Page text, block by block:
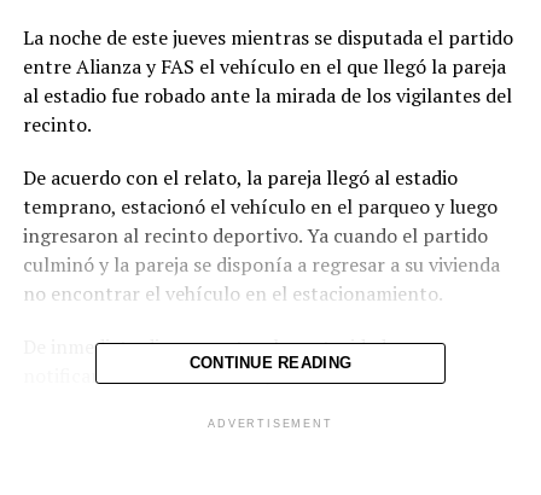
La noche de este jueves mientras se disputada el partido
entre Alianza y FAS el vehículo en el que llegó la pareja
al estadio fue robado ante la mirada de los vigilantes del
recinto.
De acuerdo con el relato, la pareja llegó al estadio
temprano, estacionó el vehículo en el parqueo y luego
ingresaron al recinto deportivo. Ya cuando el partido
culminó y la pareja se disponía a regresar a su vivienda
no encontrar el vehículo en el estacionamiento.
De inmediato dieron parte a las autoridades y
notificaron el robo. Además, cuestionaron a los
CONTINUE READING
ADVERTISEMENT